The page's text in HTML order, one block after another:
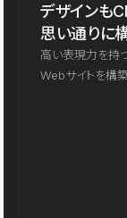
デザインも
思い通りに
高い表現力を持
Webサイトを構築